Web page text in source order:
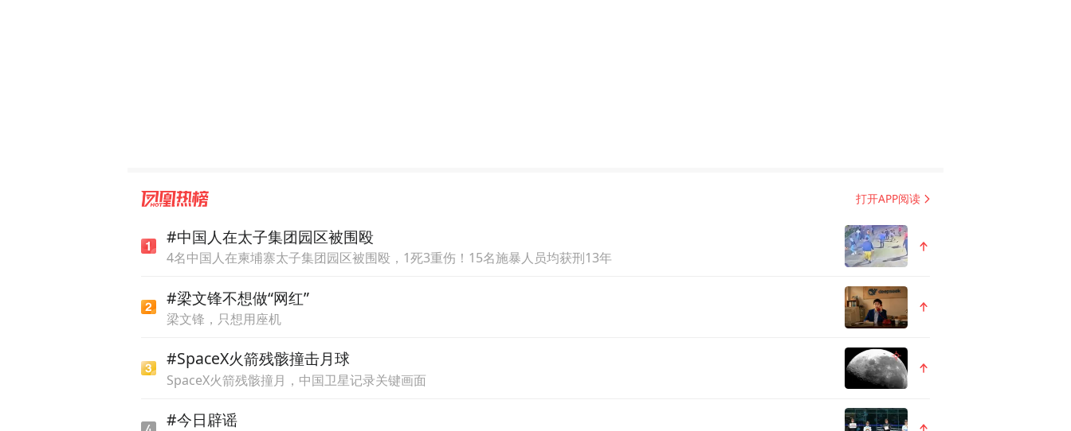
如今，打造城市品牌不仅仅为了吸引游客和投资，更是焕新城市活力成为刺激消费的有利举措之一。IPBA
作为国际组织，关注到全球多国城市正在重塑品牌。罗伯特·戈弗斯认为，在讲品牌时，首先要意识到什么
是品牌。以城市来说，首先想到的是一些口号与标语。但对于城市品牌来说，更重要的是它的名字，城市因
一个非常复杂的内容。
以中国城市举例，澳门、香港、上海、北京等城市在欧洲都是非常知名的，欧洲游客对这些城市有所认知，
知道它们是很现代化的城市，有很大的机场和豪华的酒店，并且有独属于自己的历史文化，例如澳门中葡文
化交融、上海国际化开放包容、北京历史底蕴深厚，这就是这些大都市能够在全世界出名的原因。
打开APP阅读
#中国人在太子集团园区被围殴
4名中国人在柬埔寨太子集团园区被围殴，1死3重伤！15名施暴人员均获刑13年
#梁文锋不想做“网红”
梁文锋，只想用座机
#SpaceX火箭残骸撞击月球
SpaceX火箭残骸撞月，中国卫星记录关键画面
#今日辟谣